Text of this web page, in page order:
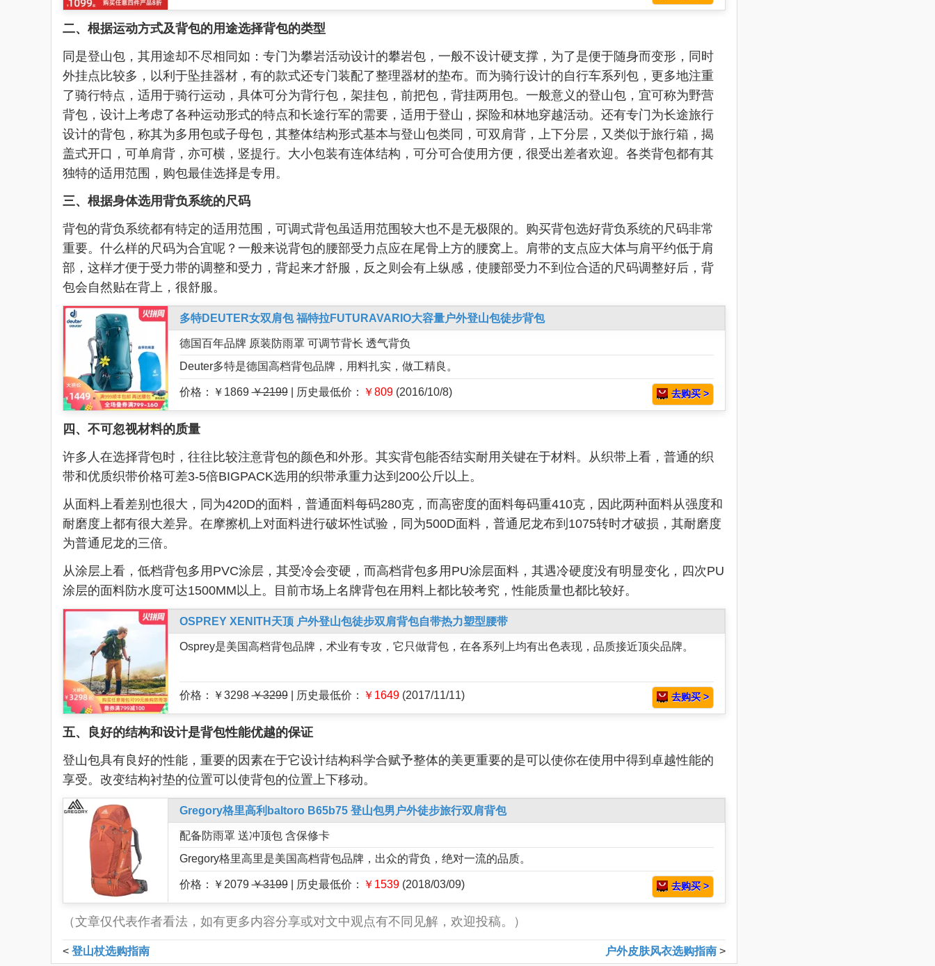
二、根据运动方式及背包的用途选择背包的类型
同是登山包，其用途却不尽相同如：专门为攀岩活动设计的攀岩包，一般不设计硬支撑，为了是便于随身而变形，同时
外挂点比较多，以利于坠挂器材，有的款式还专门装配了整理器材的垫布。而为骑行设计的自行车系列包，更多地注重
了骑行特点，适用于骑行运动，具体可分为背行包，架挂包，前把包，背挂两用包。一般意义的登山包，宜可称为野营
背包，设计上考虑了各种运动形式的特点和长途行军的需要，适用于登山，探险和林地穿越活动。还有专门为长途旅行
设计的背包，称其为多用包或子母包，其整体结构形式基本与登山包类同，可双肩背，上下分层，又类似于旅行箱，揭
盖式开口，可单肩背，亦可横，竖提行。大小包装有连体结构，可分可合使用方便，很受出差者欢迎。各类背包都有其
独特的适用范围，购包最佳选择是专用。
三、根据身体选用背负系统的尺码
背包的背负系统都有特定的适用范围，可调式背包虽适用范围较大也不是无极限的。购买背包选好背负系统的尺码非常
重要。什么样的尺码为合宜呢？一般来说背包的腰部受力点应在尾骨上方的腰窝上。肩带的支点应大体与肩平约低于肩
部，这样才便于受力带的调整和受力，背起来才舒服，反之则会有上纵感，使腰部受力不到位合适的尺码调整好后，背
包会自然贴在背上，很舒服。
多特DEUTER女双肩包 福特拉FUTURAVARIO大容量户外登山包徒步背包
德国百年品牌 原装防雨罩 可调节背长 透气背负
Deuter多特是德国高档背包品牌，用料扎实，做工精良。
价格：￥1869￥2199| 历史最低价： ￥809(2016/10/8) 去购买 >
四、不可忽视材料的质量
许多人在选择背包时，往往比较注意背包的颜色和外形。其实背包能否结实耐用关键在于材料。从织带上看，普通的织
带和优质织带价格可差3-5倍BIGPACK选用的织带承重力达到200公斤以上。
从面料上看差别也很大，同为420D的面料，普通面料每码280克，而高密度的面料每码重410克，因此两种面料从强度和
耐磨度上都有很大差异。在摩擦机上对面料进行破坏性试验，同为500D面料，普通尼龙布到1075转时才破损，其耐磨度
为普通尼龙的三倍。
从涂层上看，低档背包多用PVC涂层，其受冷会变硬，而高档背包多用PU涂层面料，其遇冷硬度没有明显变化，四次PU
涂层的面料防水度可达1500MM以上。目前市场上名牌背包在用料上都比较考究，性能质量也都比较好。
OSPREY XENITH天顶 户外登山包徒步双肩背包自带热力塑型腰带
Osprey是美国高档背包品牌，术业有专攻，它只做背包，在各系列上均有出色表现，品质接近顶尖品牌。
价格：￥3298￥3299| 历史最低价： ￥1649(2017/11/11) 去购买 >
五、良好的结构和设计是背包性能优越的保证
登山包具有良好的性能，重要的因素在于它设计结构科学合赋予整体的美更重要的是可以使你在使用中得到卓越性能的
享受。改变结构衬垫的位置可以使背包的位置上下移动。
Gregory格里高利baltoro B65b75 登山包男户外徒步旅行双肩背包
配备防雨罩 送冲顶包 含保修卡
Gregory格里高里是美国高档背包品牌，出众的背负，绝对一流的品质。
价格：￥2079￥3199| 历史最低价： ￥1539(2018/03/09) 去购买 >
（文章仅代表作者看法，如有更多内容分享或对文中观点有不同见解，欢迎投稿。）
< 登山杖选购指南 户外皮肤风衣选购指南>